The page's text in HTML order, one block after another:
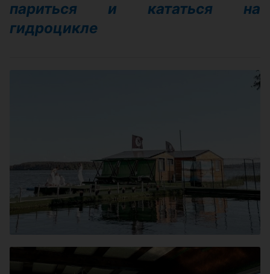
париться и кататься на
гидроцикле